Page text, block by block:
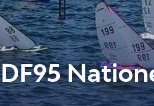
DF95